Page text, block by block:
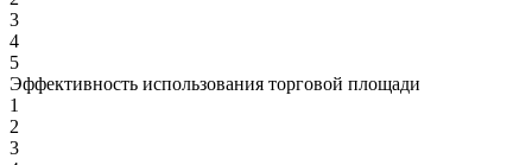
3
4
5
Эффективность использования торговой площади
1
2
3